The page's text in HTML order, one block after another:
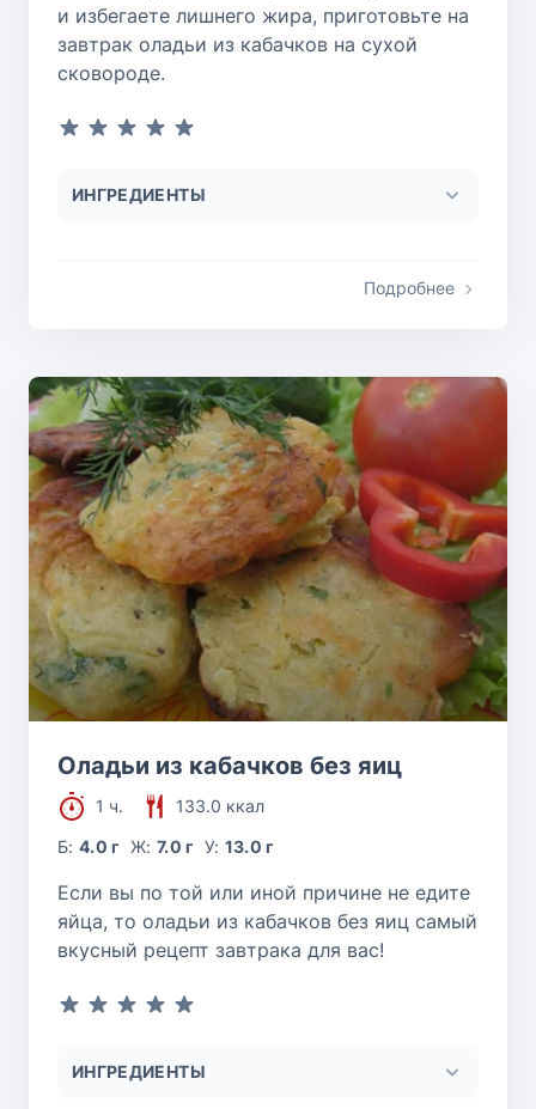
и избегаете лишнего жира, приготовьте на
завтрак оладьи из кабачков на сухой
сковороде.
ИНГРЕДИЕНТЫ
Подробнее
Оладьи из кабачков без яиц
1 ч.
133.0 ккал
Б:4.0 г Ж: 7.0 г У: 13.0 г
Если вы по той или иной причине не едите
яйца, то оладьи из кабачков без яиц самый
вкусный рецепт завтрака для вас!
ИНГРЕДИЕНТЫ